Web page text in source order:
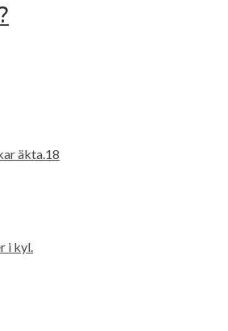
äkta.18
i kyl.